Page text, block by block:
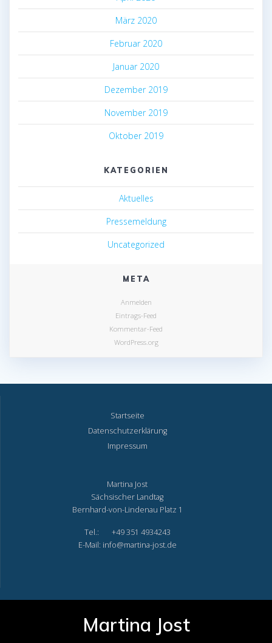
März 2020
Februar 2020
Januar 2020
Dezember 2019
November 2019
Oktober 2019
KATEGORIEN
Aktuelles
Pressemeldung
Uncategorized
META
Anmelden
Eintrags-Feed
Kommentar-Feed
WordPress.org
Startseite
Datenschutzerklärung
Impressum
Martina Jost
Sächsischer Landtag
Bernhard-von-Lindenau Platz 1
Tel.: +49 351 4934243
E-Mail: info@martina-jost.de
Martina Jost